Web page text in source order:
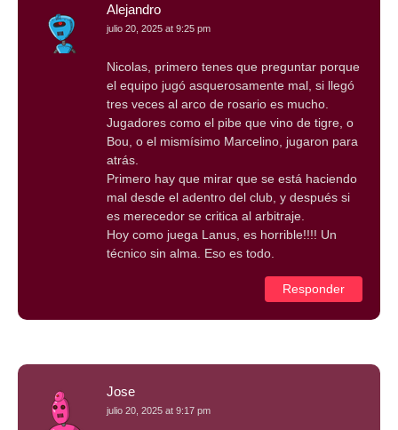
Alejandro
julio 20, 2025 at 9:25 pm
Nicolas, primero tenes que preguntar porque
el equipo jugó asquerosamente mal, si llegó
tres veces al arco de rosario es mucho.
Jugadores como el pibe que vino de tigre, o
Bou, o el mismísimo Marcelino, jugaron para
atrás.
Primero hay que mirar que se está haciendo
mal desde el adentro del club, y después si
es merecedor se critica al arbitraje.
Hoy como juega Lanus, es horrible!!!! Un
técnico sin alma. Eso es todo.
Responder
Jose
julio 20, 2025 at 9:17 pm